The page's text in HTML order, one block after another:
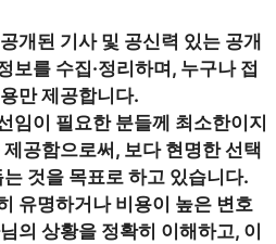
개된 기사 및 공신력 있는 공개
보를 수집·정리하며, 누구나 접
만 제공합니다.
임이 필요한 분들께 최소한이지
제공함으로써, 보다 현명한 선택
것을 목표로 하고 있습니다.
유명하거나 비용이 높은 변호
의 상황을 정확히 이해하고, 이